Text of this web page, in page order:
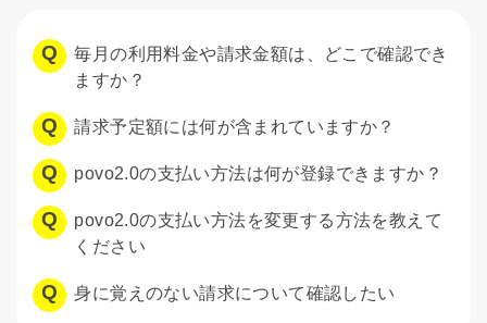
毎月の利用料金や請求金額は、どこで確認でき
ますか？
請求予定額には何が含まれていますか？
povo2.0の支払い方法は何が登録できますか？
povo2.0の支払い方法を変更する方法を教えて
ください
身に覚えのない請求について確認したい